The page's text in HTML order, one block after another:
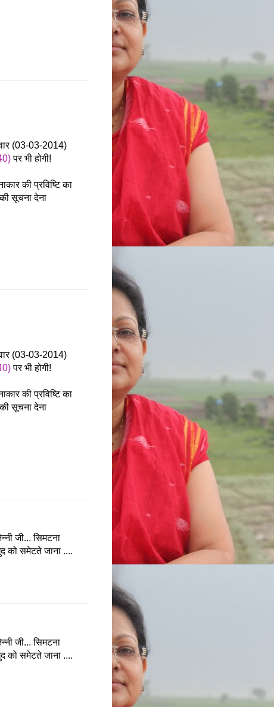
(03-03-2014)
पर भी होगी!
की प्रविष्टि का
सूचना देना
(03-03-2014)
पर भी होगी!
की प्रविष्टि का
सूचना देना
जी... सिमटना
को समेटते जाना ....
जी... सिमटना
को समेटते जाना ....